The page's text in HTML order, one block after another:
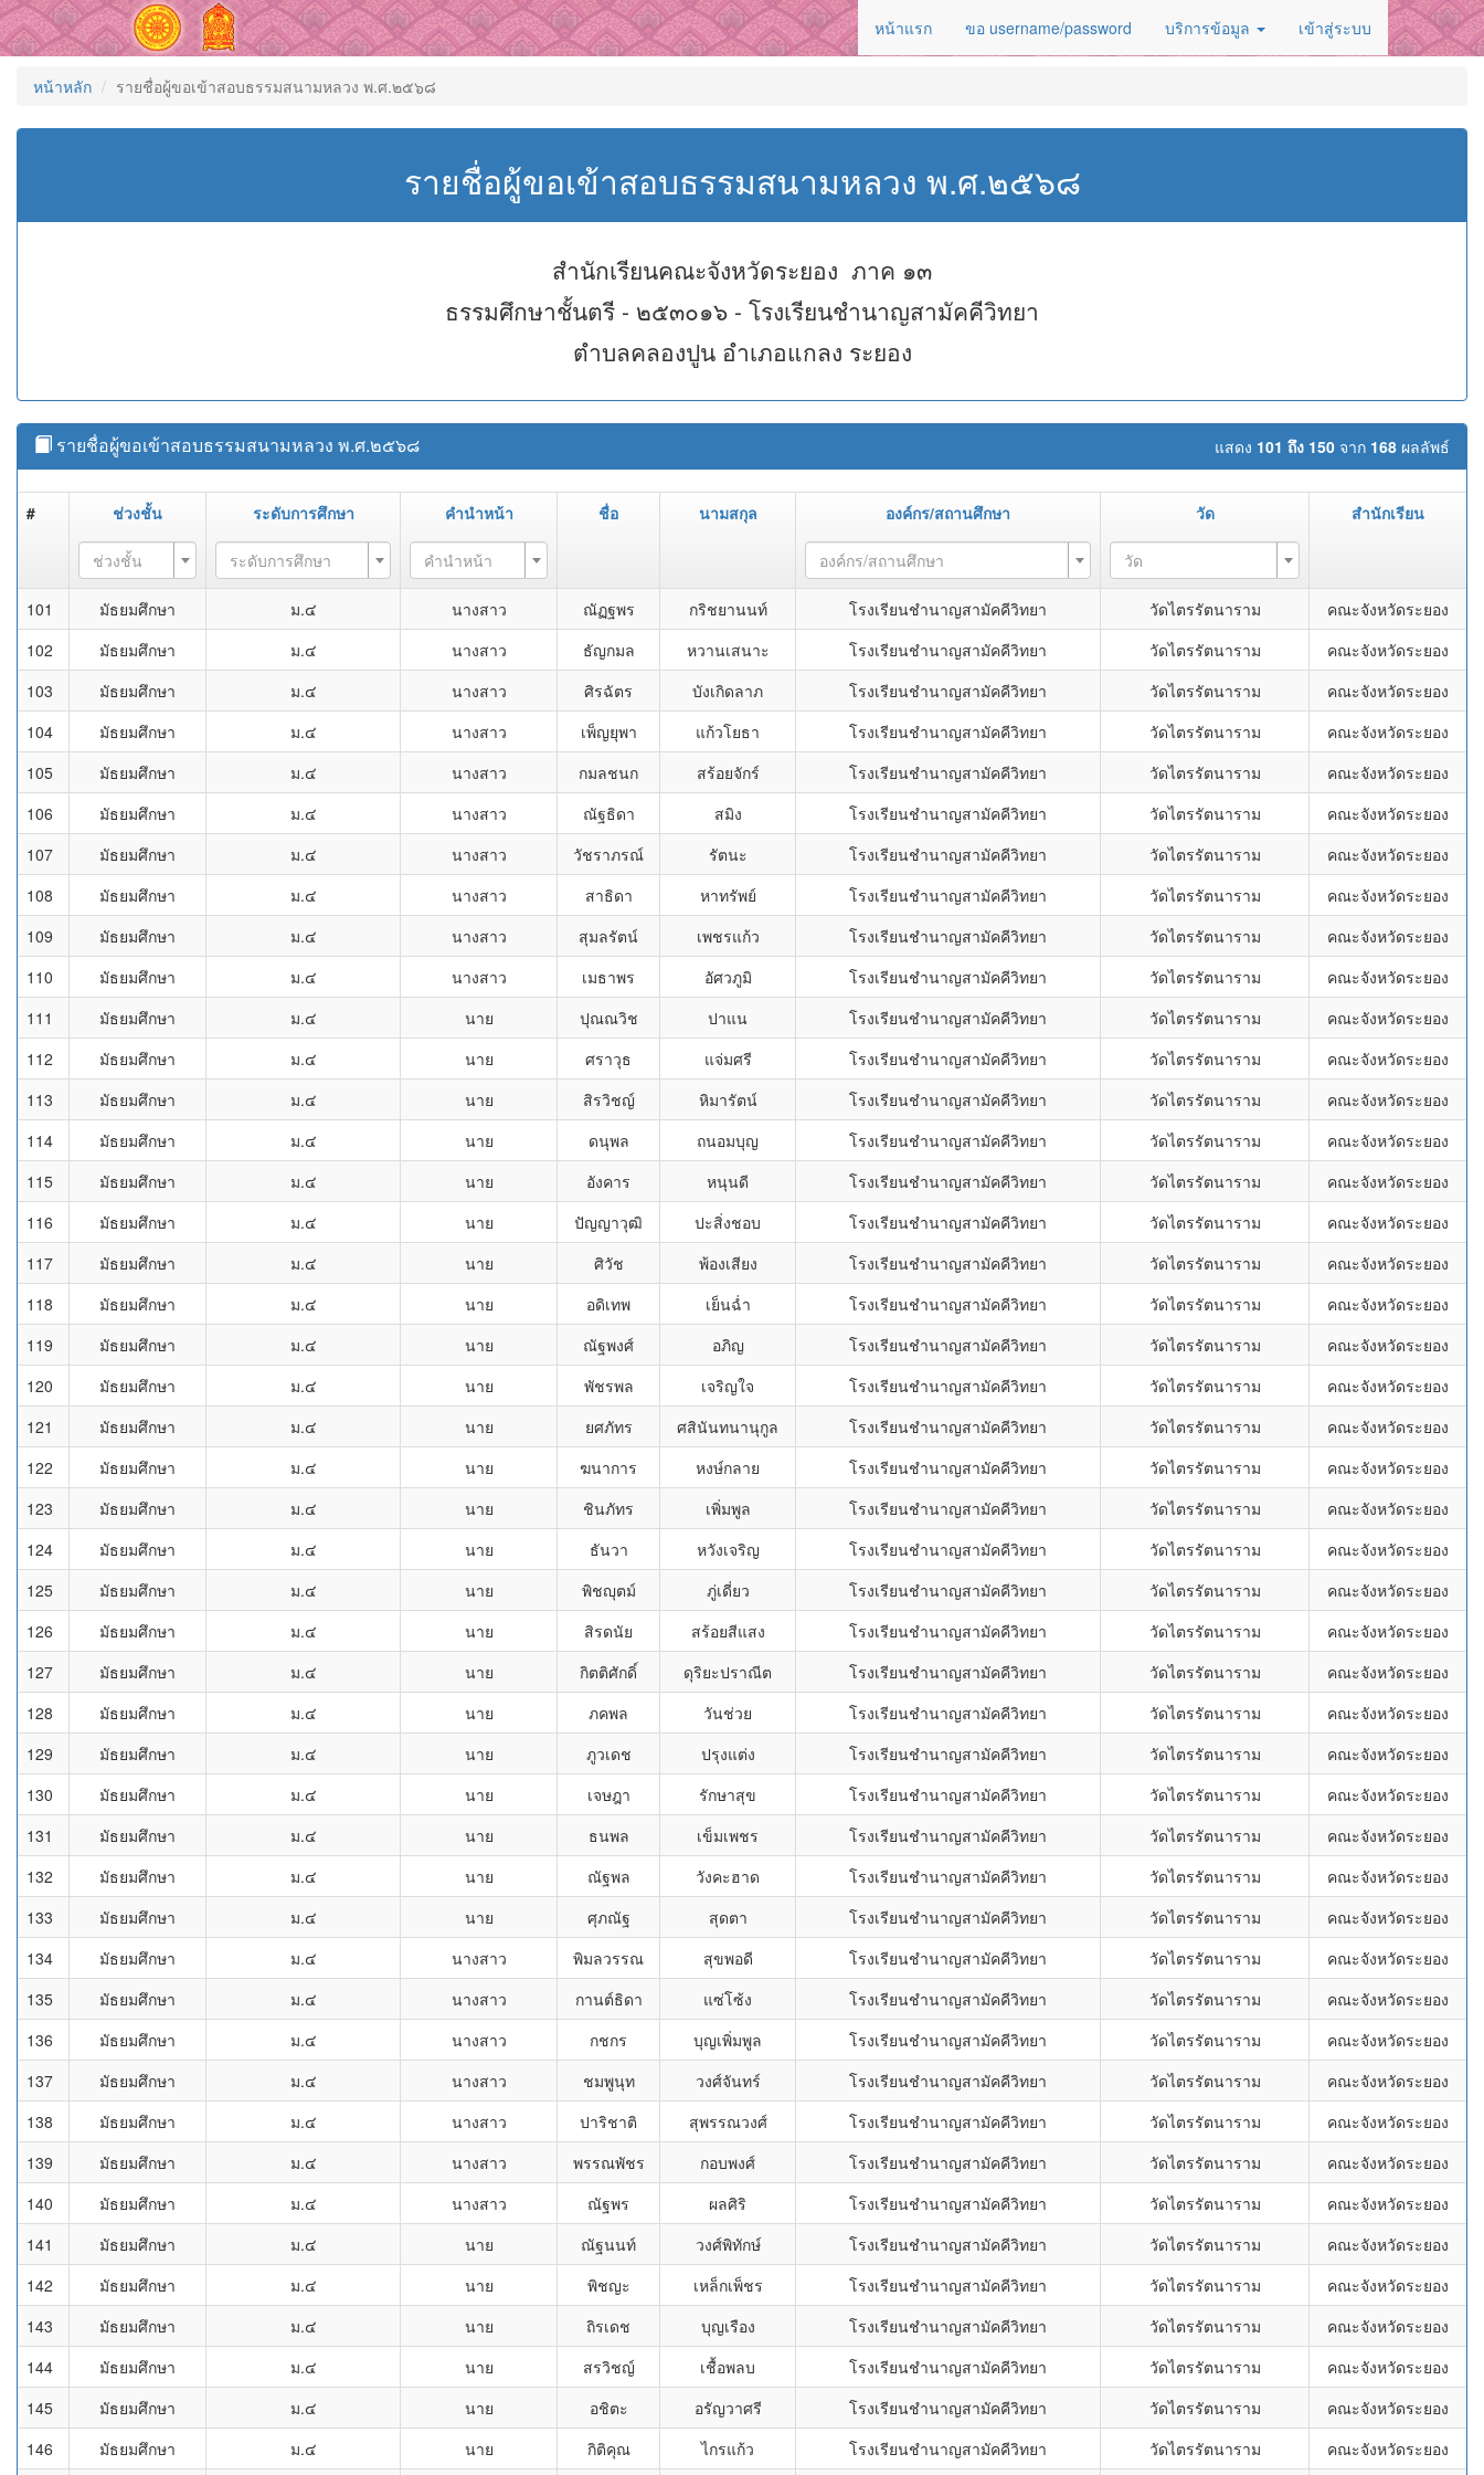
หน้าแรก ขอ username/password บริการข้อมูล เข้าสู่ระบบ
หน้าหลัก รายชื่อผู้ขอเข้าสอบธรรมสนามหลวง พ.ศ.๒๕๖๘
รายชื่อผู้ขอเข้าสอบธรรมสนามหลวง พ.ศ.๒๕๖๘
สำนักเรียนคณะจังหวัดระยอง ภาค ๑๓
ธรรมศึกษาชั้นตรี - ๒๕๓๐๑๖ - โรงเรียนชำนาญสามัคคีวิทยา
ตำบลคลองปูน อำเภอแกลง ระยอง
แสดง 101 ถึง 150 จาก 168 ผลลัพธ์
รายชื่อผู้ขอเข้าสอบธรรมสนามหลวง พ.ศ.๒๕๖๘
# ช่วงชั้น ระดับการศึกษา คำนำหน้า ชื่อ นามสกุล องค์กร/สถานศึกษา วัด สำนักเรียน
ช่วงชั้น ระดับการศึกษา คำนำหน้า องค์กร/สถานศึกษา วัด
101 มัธยมศึกษา ม.๔ นางสาว ณัฏฐพร กริชยานนท์ โรงเรียนชำนาญสามัคคีวิทยา วัดไตรรัตนาราม
คณะจังหวัดระยอง
102
มัธยมศึกษา ม.๔ นางสาว ธัญกมล หวานเสนาะ โรงเรียนชำนาญสามัคคีวิทยา วัดไตรรัตนาราม
คณะจังหวัดระยอง
103
มัธยมศึกษา ม.๔ นางสาว ศิรฉัตร บังเกิดลาภ โรงเรียนชำนาญสามัคคีวิทยา วัดไตรรัตนาราม
คณะจังหวัดระยอง
104
มัธยมศึกษา ม.๔ นางสาว เพ็ญยุพา แก้วโยธา โรงเรียนชำนาญสามัคคีวิทยา วัดไตรรัตนาราม
คณะจังหวัดระยอง
105
มัธยมศึกษา ม.๔ นางสาว กมลชนก สร้อยจักร์ โรงเรียนชำนาญสามัคคีวิทยา วัดไตรรัตนาราม
คณะจังหวัดระยอง
106
มัธยมศึกษา ม.๔ นางสาว ณัฐธิดา สมิง โรงเรียนชำนาญสามัคคีวิทยา วัดไตรรัตนาราม
คณะจังหวัดระยอง
107
มัธยมศึกษา ม.๔ นางสาว วัชราภรณ์ รัตนะ โรงเรียนชำนาญสามัคคีวิทยา วัดไตรรัตนาราม
คณะจังหวัดระยอง
108
มัธยมศึกษา ม.๔ นางสาว สาธิดา หาทรัพย์ โรงเรียนชำนาญสามัคคีวิทยา วัดไตรรัตนาราม
คณะจังหวัดระยอง
109
มัธยมศึกษา ม.๔ นางสาว สุมลรัตน์ เพชรแก้ว โรงเรียนชำนาญสามัคคีวิทยา วัดไตรรัตนาราม
คณะจังหวัดระยอง
110
มัธยมศึกษา ม.๔ นางสาว เมธาพร อัศวภูมิ โรงเรียนชำนาญสามัคคีวิทยา วัดไตรรัตนาราม
คณะจังหวัดระยอง
111
มัธยมศึกษา ม.๔ นาย ปุณณวิช ปาแน โรงเรียนชำนาญสามัคคีวิทยา วัดไตรรัตนาราม
คณะจังหวัดระยอง
112
มัธยมศึกษา ม.๔ นาย ศราวุธ แจ่มศรี โรงเรียนชำนาญสามัคคีวิทยา วัดไตรรัตนาราม
คณะจังหวัดระยอง
113
มัธยมศึกษา ม.๔ นาย สิรวิชญ์ หิมารัตน์ โรงเรียนชำนาญสามัคคีวิทยา วัดไตรรัตนาราม
คณะจังหวัดระยอง
114
มัธยมศึกษา ม.๔ นาย ดนุพล ถนอมบุญ โรงเรียนชำนาญสามัคคีวิทยา วัดไตรรัตนาราม
คณะจังหวัดระยอง
115
มัธยมศึกษา ม.๔ นาย อังคาร หนุนดี โรงเรียนชำนาญสามัคคีวิทยา วัดไตรรัตนาราม
คณะจังหวัดระยอง
116
มัธยมศึกษา ม.๔ นาย ปัญญาวุฒิ ปะสิ่งชอบ โรงเรียนชำนาญสามัคคีวิทยา วัดไตรรัตนาราม
คณะจังหวัดระยอง
117
มัธยมศึกษา ม.๔ นาย ศิวัช พ้องเสียง โรงเรียนชำนาญสามัคคีวิทยา วัดไตรรัตนาราม
คณะจังหวัดระยอง
118
มัธยมศึกษา ม.๔ นาย อดิเทพ เย็นฉ่ำ โรงเรียนชำนาญสามัคคีวิทยา วัดไตรรัตนาราม
คณะจังหวัดระยอง
119
มัธยมศึกษา ม.๔ นาย ณัฐพงศ์ อภิญ โรงเรียนชำนาญสามัคคีวิทยา วัดไตรรัตนาราม
คณะจังหวัดระยอง
120
มัธยมศึกษา ม.๔ นาย พัชรพล เจริญใจ โรงเรียนชำนาญสามัคคีวิทยา วัดไตรรัตนาราม
คณะจังหวัดระยอง
121
มัธยมศึกษา ม.๔ นาย ยศภัทร ศสินันทนานุกูล โรงเรียนชำนาญสามัคคีวิทยา วัดไตรรัตนาราม
คณะจังหวัดระยอง
122
มัธยมศึกษา ม.๔ นาย ฆนาการ หงษ์กลาย โรงเรียนชำนาญสามัคคีวิทยา วัดไตรรัตนาราม
คณะจังหวัดระยอง
123
มัธยมศึกษา ม.๔ นาย ชินภัทร เพิ่มพูล โรงเรียนชำนาญสามัคคีวิทยา วัดไตรรัตนาราม
คณะจังหวัดระยอง
124
มัธยมศึกษา ม.๔ นาย ธันวา หวังเจริญ โรงเรียนชำนาญสามัคคีวิทยา วัดไตรรัตนาราม
คณะจังหวัดระยอง
125
มัธยมศึกษา ม.๔ นาย พิชญุตม์ ภู่เดี่ยว โรงเรียนชำนาญสามัคคีวิทยา วัดไตรรัตนาราม
คณะจังหวัดระยอง
126
มัธยมศึกษา ม.๔ นาย สิรดนัย สร้อยสีแสง โรงเรียนชำนาญสามัคคีวิทยา วัดไตรรัตนาราม
คณะจังหวัดระยอง
127
มัธยมศึกษา ม.๔ นาย กิตติศักดิ์ ดุริยะปราณีต โรงเรียนชำนาญสามัคคีวิทยา วัดไตรรัตนาราม
คณะจังหวัดระยอง
128
มัธยมศึกษา ม.๔ นาย ภคพล วันช่วย โรงเรียนชำนาญสามัคคีวิทยา วัดไตรรัตนาราม
คณะจังหวัดระยอง
129
มัธยมศึกษา ม.๔ นาย ภูวเดช ปรุงแต่ง โรงเรียนชำนาญสามัคคีวิทยา วัดไตรรัตนาราม
คณะจังหวัดระยอง
130
มัธยมศึกษา ม.๔ นาย เจษฎา รักษาสุข โรงเรียนชำนาญสามัคคีวิทยา วัดไตรรัตนาราม
คณะจังหวัดระยอง
131
มัธยมศึกษา ม.๔ นาย ธนพล เข็มเพชร โรงเรียนชำนาญสามัคคีวิทยา วัดไตรรัตนาราม
คณะจังหวัดระยอง
132
มัธยมศึกษา ม.๔ นาย ณัฐพล วังคะฮาด โรงเรียนชำนาญสามัคคีวิทยา วัดไตรรัตนาราม
คณะจังหวัดระยอง
133
มัธยมศึกษา ม.๔ นาย ศุภณัฐ สุดตา โรงเรียนชำนาญสามัคคีวิทยา วัดไตรรัตนาราม
คณะจังหวัดระยอง
134
มัธยมศึกษา ม.๔ นางสาว พิมลวรรณ สุขพอดี โรงเรียนชำนาญสามัคคีวิทยา วัดไตรรัตนาราม
คณะจังหวัดระยอง
135
มัธยมศึกษา ม.๔ นางสาว กานต์ธิดา แซ่โซ้ง โรงเรียนชำนาญสามัคคีวิทยา วัดไตรรัตนาราม
คณะจังหวัดระยอง
136
มัธยมศึกษา ม.๔ นางสาว กชกร บุญเพิ่มพูล โรงเรียนชำนาญสามัคคีวิทยา วัดไตรรัตนาราม
คณะจังหวัดระยอง
137
มัธยมศึกษา ม.๔ นางสาว ชมพูนุท วงศ์จันทร์ โรงเรียนชำนาญสามัคคีวิทยา วัดไตรรัตนาราม
คณะจังหวัดระยอง
138
มัธยมศึกษา ม.๔ นางสาว ปาริชาติ สุพรรณวงศ์ โรงเรียนชำนาญสามัคคีวิทยา วัดไตรรัตนาราม
คณะจังหวัดระยอง
139
มัธยมศึกษา ม.๔ นางสาว พรรณพัชร กอบพงศ์ โรงเรียนชำนาญสามัคคีวิทยา วัดไตรรัตนาราม
คณะจังหวัดระยอง
140
มัธยมศึกษา ม.๔ นางสาว ณัฐพร ผลศิริ โรงเรียนชำนาญสามัคคีวิทยา วัดไตรรัตนาราม
คณะจังหวัดระยอง
141
มัธยมศึกษา ม.๔ นาย ณัฐนนท์ วงศ์พิทักษ์ โรงเรียนชำนาญสามัคคีวิทยา วัดไตรรัตนาราม
คณะจังหวัดระยอง
142
มัธยมศึกษา ม.๔ นาย พิชญะ เหล็กเพ็ชร โรงเรียนชำนาญสามัคคีวิทยา วัดไตรรัตนาราม
คณะจังหวัดระยอง
143
มัธยมศึกษา ม.๔ นาย ถิรเดช บุญเรือง โรงเรียนชำนาญสามัคคีวิทยา วัดไตรรัตนาราม
คณะจังหวัดระยอง
144
มัธยมศึกษา ม.๔ นาย สรวิชญ์ เชื้อพลบ โรงเรียนชำนาญสามัคคีวิทยา วัดไตรรัตนาราม
คณะจังหวัดระยอง
145
มัธยมศึกษา ม.๔ นาย อชิตะ อรัญวาศรี โรงเรียนชำนาญสามัคคีวิทยา วัดไตรรัตนาราม
คณะจังหวัดระยอง
146
มัธยมศึกษา ม.๔ นาย กิติคุณ ไกรแก้ว โรงเรียนชำนาญสามัคคีวิทยา วัดไตรรัตนาราม คณะจังหวัดระยอง